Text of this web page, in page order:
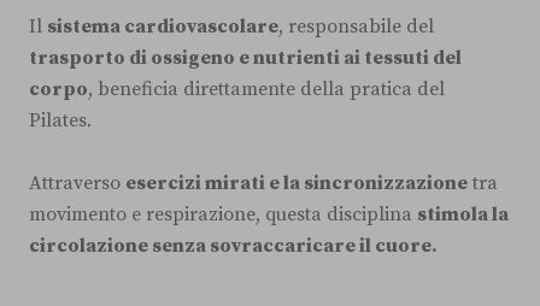
Il sistema cardiovascolare, responsabile del
trasporto di ossigeno e nutrienti ai tessuti del
corpo, beneficia direttamente della pratica del
Pilates.
Attraverso esercizi mirati e la sincronizzazione tra
movimento e respirazione, questa disciplina stimola la
circolazione senza sovraccaricare il cuore.